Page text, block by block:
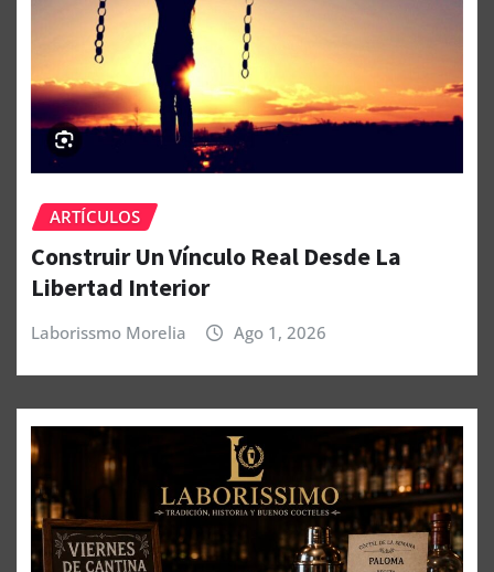
ARTÍCULOS
Construir Un Vínculo Real Desde La
Libertad Interior
Laborissmo Morelia Ago 1, 2026